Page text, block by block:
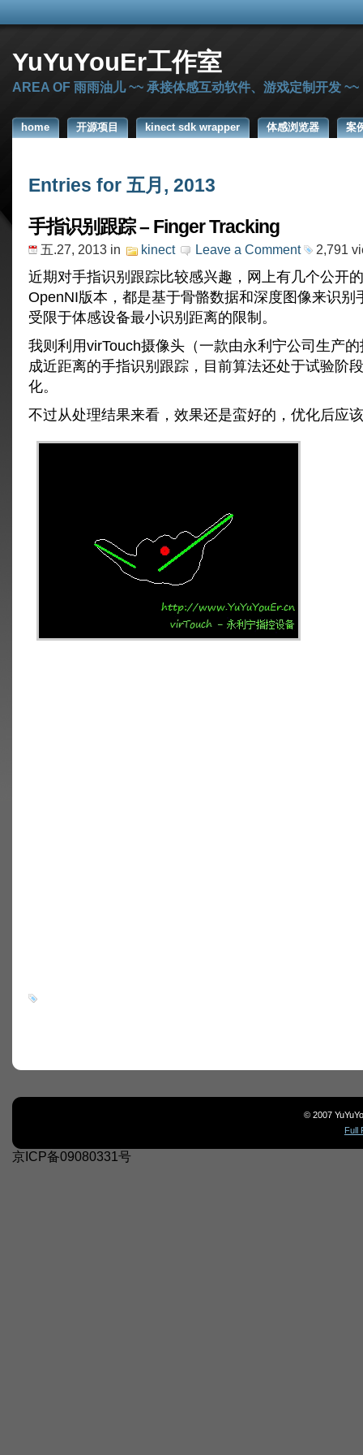
YuYuYouEr工作室
AREA OF 雨雨油儿 ~~ 承接体感互动软件、游戏定制开发 ~~
home 开源项目 kinect sdk wrapper 体感浏览器 案
Entries for 五月, 2013
手指识别跟踪 – Finger Tracking
五.27, 2013 in kinect Leave a Comment 2,791
近期对手指识别跟踪比较感兴趣，网上有几个公开
OpenNI版本，都是基于骨骼数据和深度图像来识别
受限于体感设备最小识别距离的限制。
我则利用virTouch摄像头（一款由永利宁公司生产
成近距离的手指识别跟踪，目前算法还处于试验阶
化。
不过从处理结果来看，效果还是蛮好的，优化后应
© 2007
Full
京ICP备09080331号